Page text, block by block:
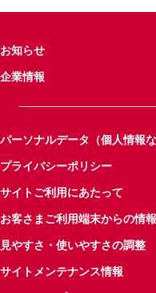
お知らせ
企業情報
パーソナルデータ（個人情報
プライバシーポリシー
サイトご利用にあたって
お客さまご利用端末からの情
見やすさ・使いやすさの調整
サイトメンテナンス情報